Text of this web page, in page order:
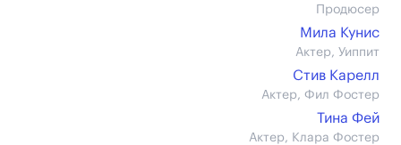
Продюсер
Мила Кунис
Актер, Уиппит
Стив Карелл
Актер, Фил Фостер
Тина Фей
Актер, Клара Фостер